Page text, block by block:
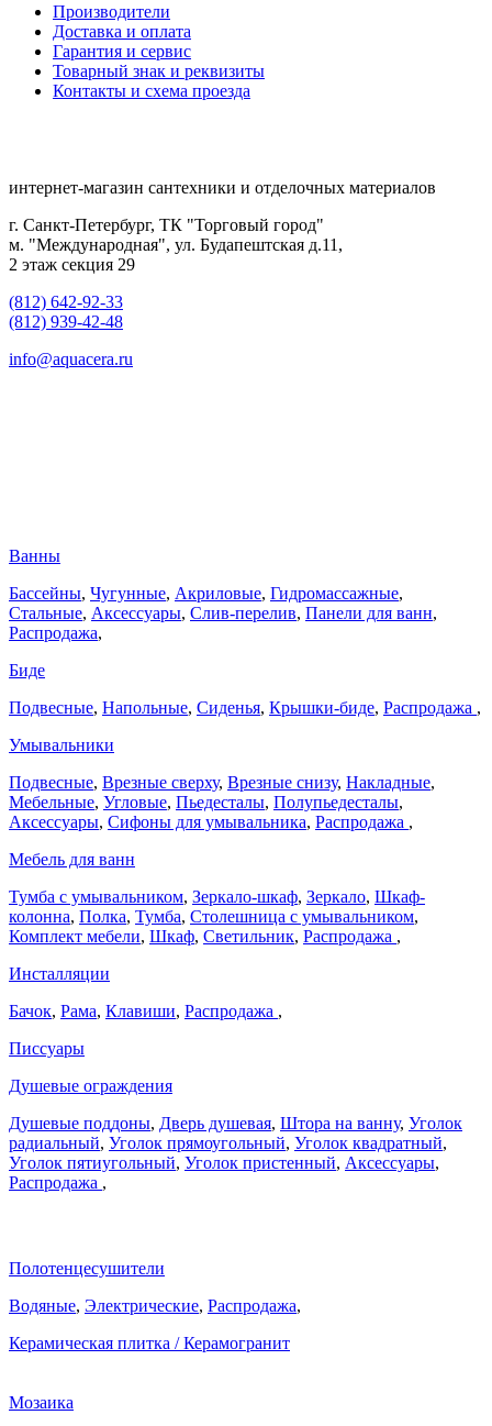
Производители
Доставка и оплата
Гарантия и сервис
Товарный знак и реквизиты
Контакты и схема проезда
интернет-магазин сантехники и отделочных материалов
г. Санкт-Петербург, ТК "Торговый город"
м. "Международная", ул. Будапештская д.11,
2 этаж секция 29
(812) 642-92-33
(812) 939-42-48
info@aquacera.ru
Ванны
Бассейны, Чугунные, Акриловые, Гидромассажные,
Стальные, Аксессуары, Слив-перелив, Панели для ванн,
Распродажа,
Биде
Подвесные, Напольные, Сиденья, Крышки-биде, Распродажа ,
Умывальники
Подвесные, Врезные сверху, Врезные снизу, Накладные,
Мебельные, Угловые, Пьедесталы, Полупьедесталы,
Аксессуары, Сифоны для умывальника, Распродажа ,
Мебель для ванн
Тумба с умывальником, Зеркало-шкаф, Зеркало, Шкаф-
колонна, Полка, Тумба, Столешница с умывальником,
Комплект мебели, Шкаф, Светильник, Распродажа ,
Инсталляции
Бачок, Рама, Клавиши, Распродажа ,
Писсуары
Душевые ограждения
Душевые поддоны, Дверь душевая, Штора на ванну, Уголок
радиальный, Уголок прямоугольный, Уголок квадратный,
Уголок пятиугольный, Уголок пристенный, Аксессуары,
Распродажа ,
Полотенцесушители
Водяные, Электрические, Распродажа,
Керамическая плитка / Керамогранит
Мозаика